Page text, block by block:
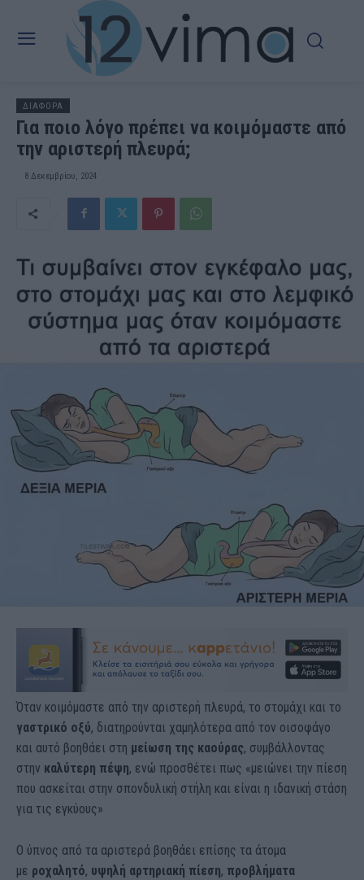
ΔΙΑΦΟΡΑ
Για ποιο λόγο πρέπει να κοιμόμαστε από
την αριστερή πλευρά;
8 Δεκεμβρίου, 2024
Όταν κοιμόμαστε από την αριστερή πλευρά, το στομάχι και το
γαστρικό οξύ, διατηρούνται χαμηλότερα από τον οισοφάγο
και αυτό βοηθάει στη μείωση της καούρας, συμβάλλοντας
στην καλύτερη πέψη, ενώ προσθέτει πως «μειώνει την πίεση
που ασκείται στην σπονδυλική στήλη και είναι η ιδανική στάση
για τις εγκύους»
Ο ύπνος από τα αριστερά βοηθάει επίσης τα άτομα
με ροχαλητό, υψηλή αρτηριακή πίεση, προβλήματα